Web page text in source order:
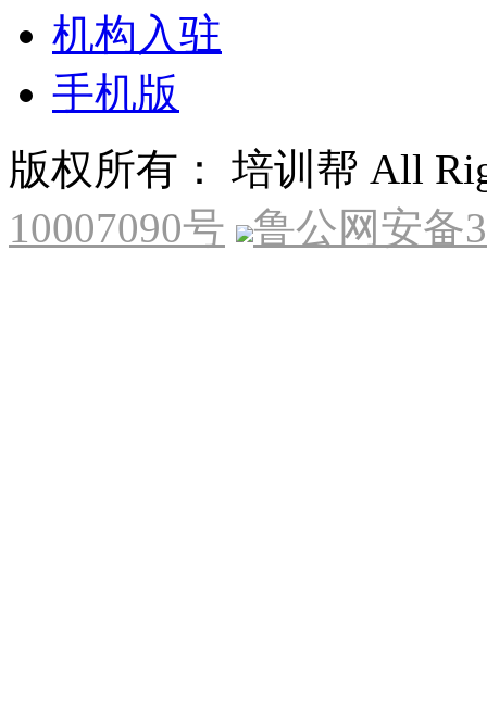
机构入驻
手机版
版权所有： 培训帮 All
10007090号
鲁公网安备